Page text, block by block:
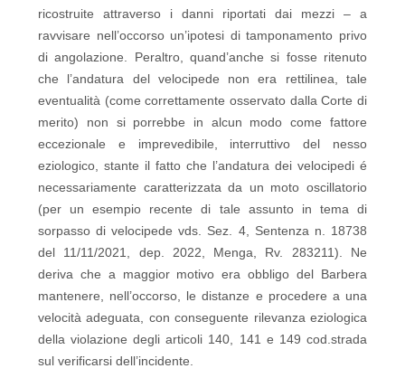
ricostruite attraverso i danni riportati dai mezzi – a
ravvisare nell’occorso un’ipotesi di tamponamento privo
di angolazione. Peraltro, quand’anche si fosse ritenuto
che l’andatura del velocipede non era rettilinea, tale
eventualità (come correttamente osservato dalla Corte di
merito) non si porrebbe in alcun modo come fattore
eccezionale e imprevedibile, interruttivo del nesso
eziologico, stante il fatto che l’andatura dei velocipedi é
necessariamente caratterizzata da un moto oscillatorio
(per un esempio recente di tale assunto in tema di
sorpasso di velocipede vds. Sez. 4, Sentenza n. 18738
del 11/11/2021, dep. 2022, Menga, Rv. 283211). Ne
deriva che a maggior motivo era obbligo del Barbera
mantenere, nell’occorso, le distanze e procedere a una
velocità adeguata, con conseguente rilevanza eziologica
della violazione degli articoli 140, 141 e 149 cod.strada
sul verificarsi dell’incidente.